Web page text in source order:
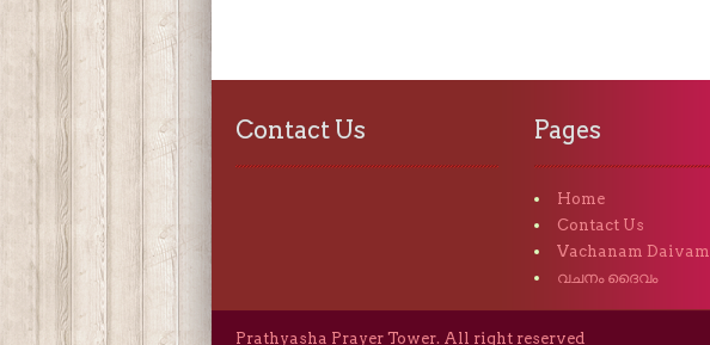
Contact Us Pages
Home
Contact Us
Vachanam Daivam
വചനം ദൈവം
Prathyasha Prayer Tower. All right reserved